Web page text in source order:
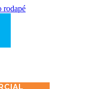
rodapé